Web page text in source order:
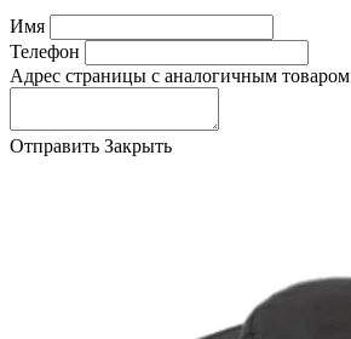
Имя
Телефон
Адрес страницы с аналогичным товаром
Отправить Закрыть